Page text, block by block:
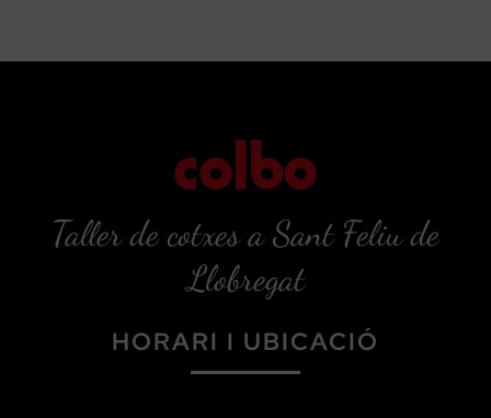
Taller de cotxes a Sant Feliu de
Llobregat
HORARI I UBICACIÓ